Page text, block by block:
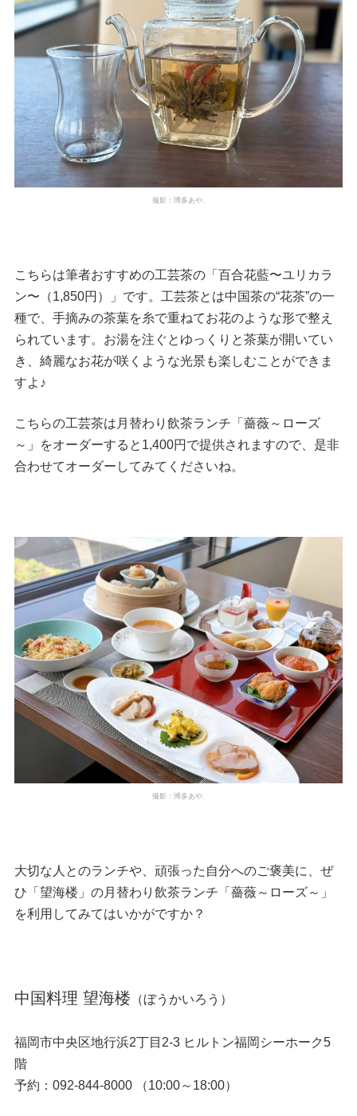
撮影：博多あや.
こちらは筆者おすすめの工芸茶の「百合花藍〜ユリカラ
ン〜（1,850円）」です。工芸茶とは中国茶の“花茶”の一
種で、手摘みの茶葉を糸で重ねてお花のような形で整え
られています。お湯を注ぐとゆっくりと茶葉が開いてい
き、綺麗なお花が咲くような光景も楽しむことができま
すよ♪
こちらの工芸茶は月替わり飲茶ランチ「薔薇～ローズ
～」をオーダーすると1,400円で提供されますので、是非
合わせてオーダーしてみてくださいね。
撮影：博多あや.
大切な人とのランチや、頑張った自分へのご褒美に、ぜ
ひ「望海楼」の月替わり飲茶ランチ「薔薇～ローズ～」
を利用してみてはいかがですか？
中国料理 望海楼 （ぼうかいろう）
福岡市中央区地行浜2丁目2-3 ヒルトン福岡シーホーク5
階
予約：092-844-8000 （10:00～18:00）